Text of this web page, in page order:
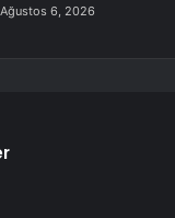
Ağustos 6, 2026